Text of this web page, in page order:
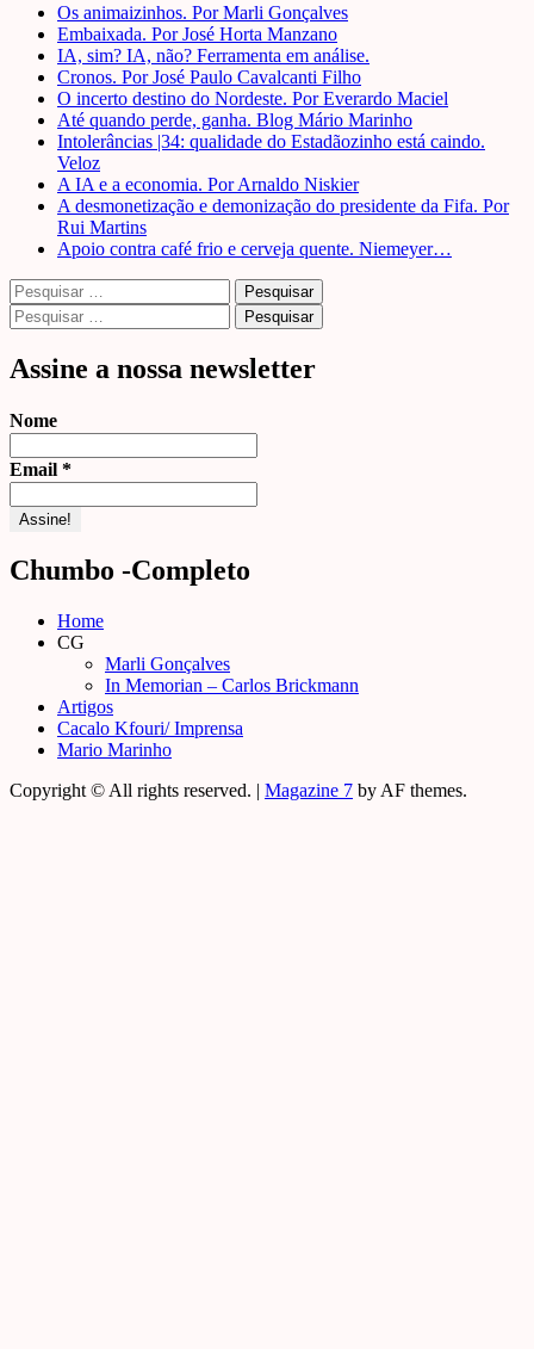
Os animaizinhos. Por Marli Gonçalves
Embaixada. Por José Horta Manzano
IA, sim? IA, não? Ferramenta em análise.
Cronos. Por José Paulo Cavalcanti Filho
O incerto destino do Nordeste. Por Everardo Maciel
Até quando perde, ganha. Blog Mário Marinho
Intolerâncias |34: qualidade do Estadãozinho está caindo.
Veloz
A IA e a economia. Por Arnaldo Niskier
A desmonetização e demonização do presidente da Fifa. Por
Rui Martins
Apoio contra café frio e cerveja quente. Niemeyer…
Pesquisar
por:
Pesquisar
por:
Assine a nossa newsletter
Nome
Email *
Chumbo -Completo
Home
CG
Marli Gonçalves
In Memorian – Carlos Brickmann
Artigos
Cacalo Kfouri/ Imprensa
Mario Marinho
Copyright © All rights reserved. | Magazine 7 by AF themes.